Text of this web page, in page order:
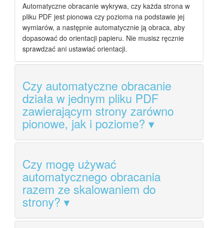
Automatyczne obracanie wykrywa, czy każda strona w
pliku PDF jest pionowa czy pozioma na podstawie jej
wymiarów, a następnie automatycznie ją obraca, aby
dopasować do orientacji papieru. Nie musisz ręcznie
sprawdzać ani ustawiać orientacji.
Czy automatyczne obracanie
działa w jednym pliku PDF
zawierającym strony zarówno
pionowe, jak i poziome?
Czy mogę używać
automatycznego obracania
razem ze skalowaniem do
strony?